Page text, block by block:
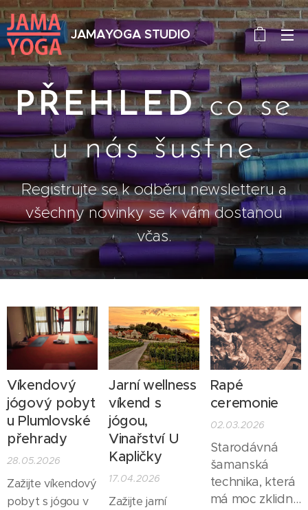
JAMAYOGA STUDIO
PŘEHLEDco se
u nás šustne
Registrujte se k odběru newsletteru a
všechny novinky se k vám dostanou
včas.
Víkendový
jógový pobyt
u Plumlovské
přehrady
28.05.2026
Zažijte víkendový
pobyt s jógou v
Jarní wellness
víkend s
jógou,
Vinařství U
Kapličky
17.04.2026
Zažijte jarní
Rapé
ceremonie
02.03.2026
Starodávná
šamanská
technika, která
má moc zklidnit